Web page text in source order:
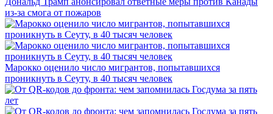
из-за смога от пожаров
Марокко оценило число мигрантов, попытавшихся
проникнуть в Сеуту, в 40 тысяч человек